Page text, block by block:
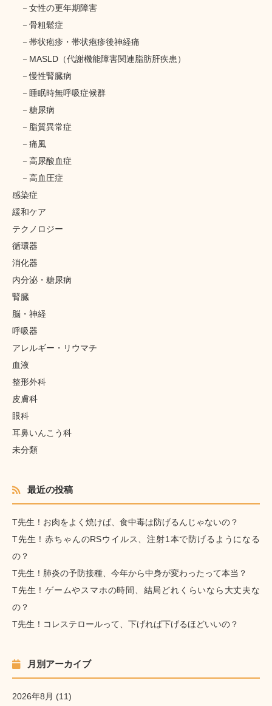
女性の更年期障害
骨粗鬆症
帯状疱疹・帯状疱疹後神経痛
MASLD（代謝機能障害関連脂肪肝疾患）
慢性腎臓病
睡眠時無呼吸症候群
糖尿病
脂質異常症
痛風
高尿酸血症
高血圧症
感染症
緩和ケア
テクノロジー
循環器
消化器
内分泌・糖尿病
腎臓
脳・神経
呼吸器
アレルギー・リウマチ
血液
整形外科
皮膚科
眼科
耳鼻いんこう科
未分類
最近の投稿
T先生！お肉をよく焼けば、食中毒は防げるんじゃないの？
T先生！赤ちゃんのRSウイルス、注射1本で防げるようになる
の？
T先生！肺炎の予防接種、今年から中身が変わったって本当？
T先生！ゲームやスマホの時間、結局どれくらいなら大丈夫な
の？
T先生！コレステロールって、下げれば下げるほどいいの？
月別アーカイブ
2026年8月 (11)